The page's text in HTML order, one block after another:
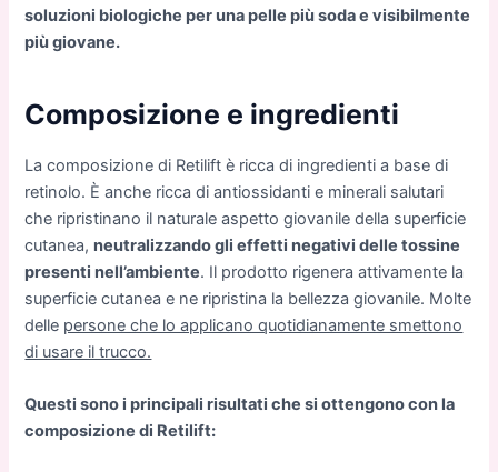
soluzioni biologiche per una pelle più soda e visibilmente
più giovane.
Composizione e ingredienti
La composizione di Retilift è ricca di ingredienti a base di
retinolo. È anche ricca di antiossidanti e minerali salutari
che ripristinano il naturale aspetto giovanile della superficie
cutanea, neutralizzando gli effetti negativi delle tossine
presenti nell’ambiente. Il prodotto rigenera attivamente la
superficie cutanea e ne ripristina la bellezza giovanile. Molte
delle persone che lo applicano quotidianamente smettono
di usare il trucco.
Questi sono i principali risultati che si ottengono con la
composizione di Retilift: